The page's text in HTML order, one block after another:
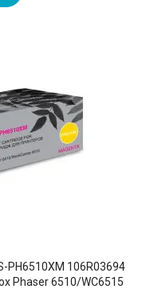
PH6510XM 106R03694
Phaser 6510/WC6515